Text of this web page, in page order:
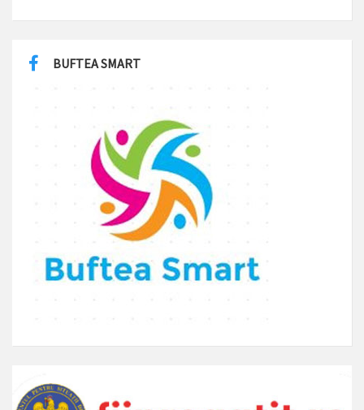
BUFTEA SMART